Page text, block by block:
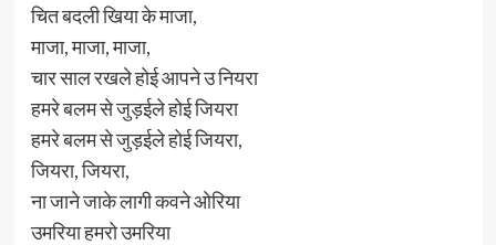
चित बदली खिया के माजा,
माजा, माजा, माजा,
चार साल रखले होई आपने उ नियरा
हमरे बलम से जुड़ईले होई जियरा
हमरे बलम से जुड़ईले होई जियरा,
जियरा, जियरा,
ना जाने जाके लागी कवने ओरिया
उमरिया हमरो उमरिया